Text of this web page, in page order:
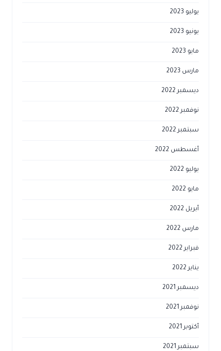
يوليو 2023
يونيو 2023
مايو 2023
مارس 2023
ديسمبر 2022
نوفمبر 2022
سبتمبر 2022
أغسطس 2022
يوليو 2022
مايو 2022
أبريل 2022
مارس 2022
فبراير 2022
يناير 2022
ديسمبر 2021
نوفمبر 2021
أكتوبر 2021
سبتمبر 2021